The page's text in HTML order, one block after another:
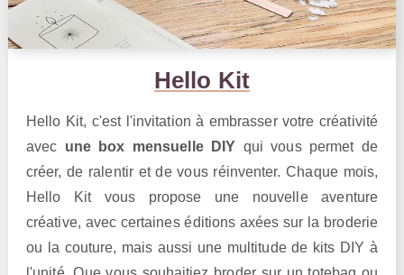
Hello Kit
Hello Kit, c'est l'invitation à embrasser votre créativité
avec une box mensuelle DIY qui vous permet de
créer, de ralentir et de vous réinventer. Chaque mois,
Hello Kit vous propose une nouvelle aventure
créative, avec certaines éditions axées sur la broderie
ou la couture, mais aussi une multitude de kits DIY à